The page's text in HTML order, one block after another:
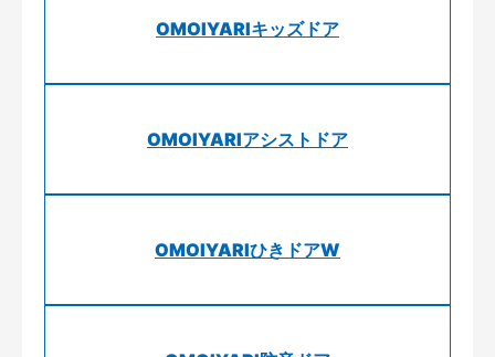
OMOIYARIキッズドア
OMOIYARIアシストドア
OMOIYARIひきドアW